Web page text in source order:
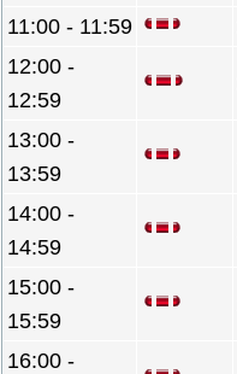
11:00 - 11:59
12:00 -
12:59
13:00 -
13:59
14:00 -
14:59
15:00 -
15:59
16:00 -